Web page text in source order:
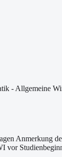
- Allgemeine
Anmerkung
vor